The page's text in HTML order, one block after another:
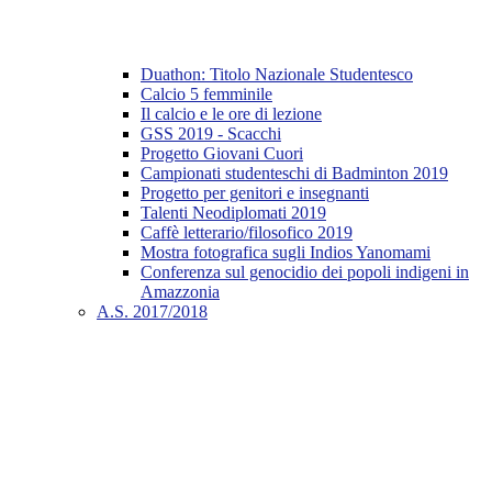
Duathon: Titolo Nazionale Studentesco
Calcio 5 femminile
Il calcio e le ore di lezione
GSS 2019 - Scacchi
Progetto Giovani Cuori
Campionati studenteschi di Badminton 2019
Progetto per genitori e insegnanti
Talenti Neodiplomati 2019
Caffè letterario/filosofico 2019
Mostra fotografica sugli Indios Yanomami
Conferenza sul genocidio dei popoli indigeni in
Amazzonia
A.S. 2017/2018